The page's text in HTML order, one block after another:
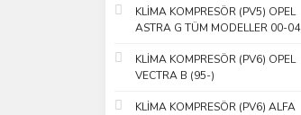
KLİMA KOMPRESÖR (PV5) OPEL
ASTRA G TÜM MODELLER 00-04
KLİMA KOMPRESÖR (PV6) OPEL
VECTRA B (95-)
KLİMA KOMPRESÖR (PV6) ALFA